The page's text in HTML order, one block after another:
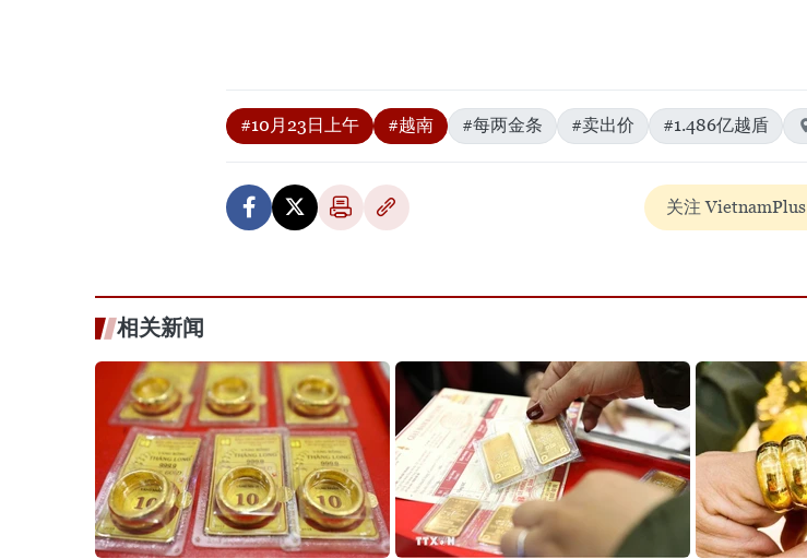
#10月23日上午 #越南 #每两金条 #卖出价 #1.486亿越盾
关注 VietnamPlus
相关新闻